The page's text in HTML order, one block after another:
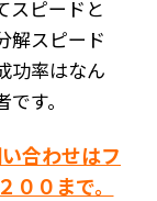
スピードと
解スピード
功率はなん
す。
合わせはフ
００まで。